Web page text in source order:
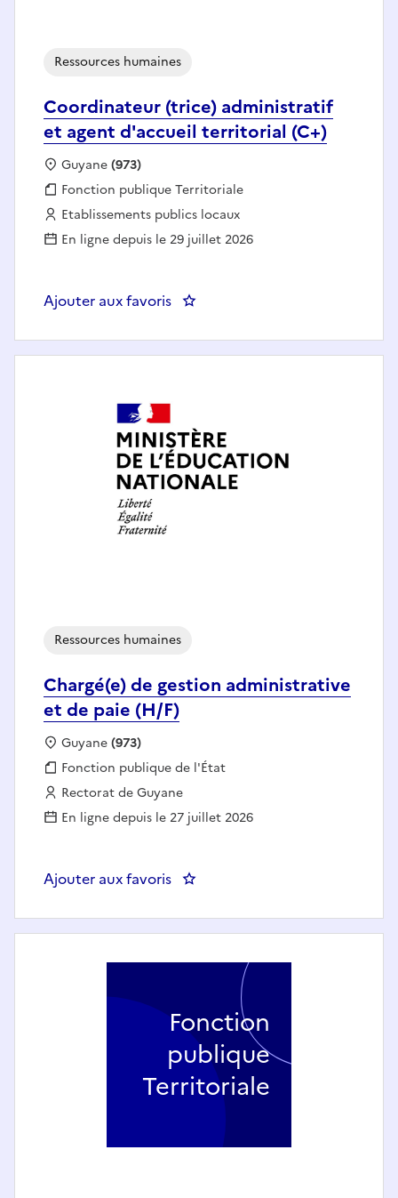
Coordinateur (trice) administratif
et agent d'accueil territorial (C+)
Ressources humaines
Localisation :
Guyane(973)
Fonction publique :
Fonction publique Territoriale
Employeur :
Etablissements publics locaux
En ligne depuis le 29 juillet 2026
Ajouter aux favoris : Coordinateur (trice)
Chargé(e) de gestion administrative
et de paie (H/F)
Ressources humaines
Localisation :
Guyane(973)
Fonction publique :
Fonction publique de l'État
Employeur :
Rectorat de Guyane
En ligne depuis le 27 juillet 2026
Ajouter aux favoris : Chargé(e) de gestion
Fonction
publique
Territoriale